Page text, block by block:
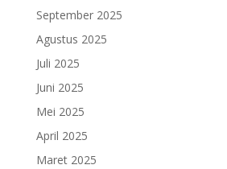
September 2025
Agustus 2025
Juli 2025
Juni 2025
Mei 2025
April 2025
Maret 2025